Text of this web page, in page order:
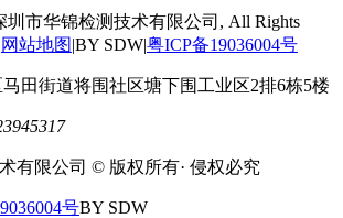
圳市华锦检测技术有限公司, All Rights
网站地图|BY SDW|粤ICP备19036004号
田街道将围社区塘下围工业区2排6栋5楼
有限公司 © 版权所有· 侵权必究
号BY SDW